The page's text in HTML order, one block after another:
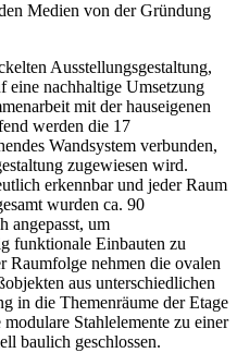
Medien von der Gründung
Ausstellungsgestaltung,
eine nachhaltige Umsetzung
mit der hauseigenen
werden die 17
Wandsystem verbunden,
zugewiesen wird.
erkennbar und jeder Raum
wurden ca. 90
angepasst, um
funktionale Einbauten zu
Raumfolge nehmen die ovalen
aus unterschiedlichen
in die Themenräume der Etage
Stahlelemente zu einer
baulich geschlossen.